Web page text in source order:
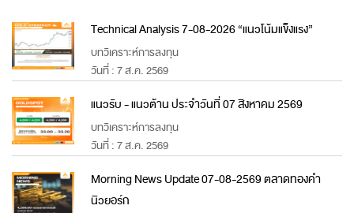
Technical Analysis 7-08-2026 “แนวโน้มแข็งแรง”
บทวิเคราะห์การลงทุน
วันที่ : 7 ส.ค. 2569
แนวรับ - แนวต้าน ประจำวันที่ 07 สิงหาคม 2569
บทวิเคราะห์การลงทุน
วันที่ : 7 ส.ค. 2569
Morning News Update 07-08-2569 ตลาดทองคำ
นิวยอร์ก